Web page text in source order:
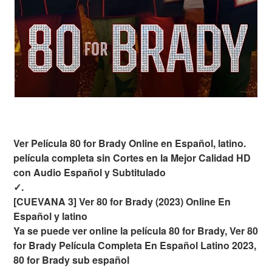
Ver Película 80 for Brady Online en Español, latino.
película completa sin Cortes en la Mejor Calidad HD
con Audio Español y Subtitulado
✓.
[CUEVANA 3] Ver 80 for Brady (2023) Online En
Español y latino
Ya se puede ver online la película 80 for Brady, Ver 80
for Brady Película Completa En Español Latino 2023,
80 for Brady sub español